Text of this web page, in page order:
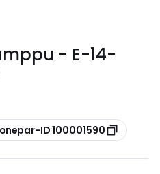
- E-14-
ID 100001590